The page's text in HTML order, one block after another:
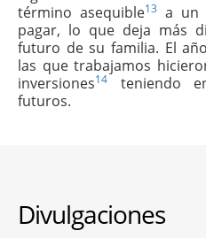
término asequible13 a un
pagar, lo que deja más
futuro de su familia. El
las que trabajamos
inversiones14
teniendo
futuros.
Divulgaciones